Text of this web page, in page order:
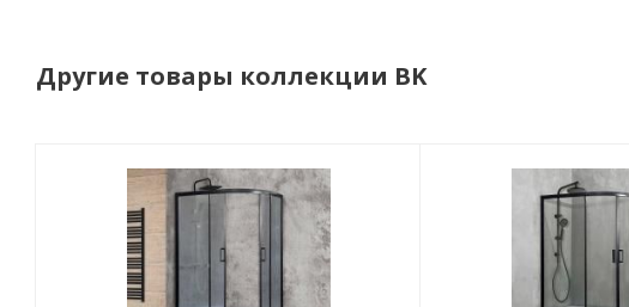
Другие товары коллекции BK